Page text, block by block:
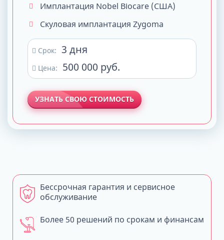
Имплантация Nobel Biocare (США)
Скуловая имплантация Zygoma
Срок: 3 дня
Цена: 500 000 руб.
УЗНАТЬ СВОЮ СТОИМОСТЬ
Бессрочная гарантия и сервисное
обслуживание
Более 50 решений по срокам и финансам